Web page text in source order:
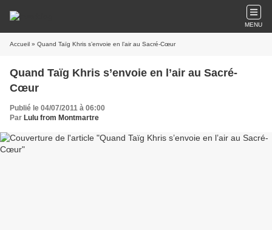
MENU
Accueil » Quand Taïg Khris s’envoie en l’air au Sacré-Cœur
Quand Taïg Khris s’envoie en l’air au Sacré-
Cœur
Publié le 04/07/2011 à 06:00
Par Lulu from Montmartre